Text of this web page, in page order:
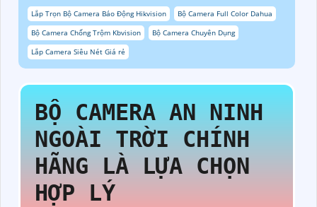
Lắp Trọn Bộ Camera Báo Động Hikvision
Bộ Camera Full Color Dahua
Bộ Camera Chống Trộm Kbvision
Bộ Camera Chuyên Dụng
Lắp Camera Siêu Nét Giá rẻ
BỘ CAMERA AN NINH
NGOÀI TRỜI CHÍNH
HÃNG LÀ LỰA CHỌN
HỢP LÝ